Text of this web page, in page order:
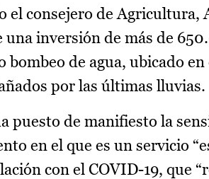
el consejero de
una inversión de más de
bombeo de agua, ubicado
por las últimas lluvias.
puesto de manifiesto la
en el que es un servicio
con el COVID-19, que